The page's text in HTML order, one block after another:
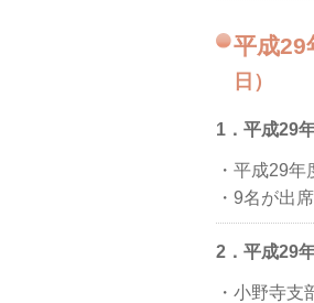
平成
日）
1．平成29
・平成29
・9名が出席
2．平成29
・小野寺支